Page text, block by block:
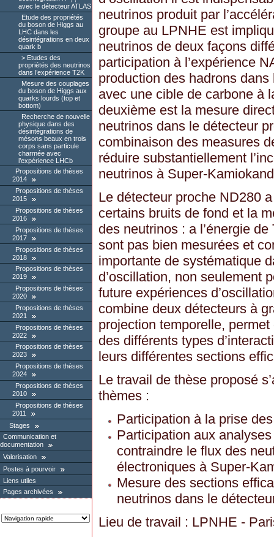
avec le détecteur ATLAS
Etude des propriétés
du boson de Higgs au
LHC dans les
désintégrations en deux
quark b
Etudes des
propriétés des neutrinos
dans l’expérience T2K
Mesure des couplages
du boson de Higgs aux
quarks lourds (top et
bottom)
Recherche de nouvelle
physique dans des
désintégrations de
mésons beaux en trois
corps sans particule
charmée avec
l’expérience LHCb
Propositions de thèses
2014
Propositions de thèses
2015
Propositions de thèses
2016
Propositions de thèses
2017
Propositions de thèses
2018
Propositions de thèses
2019
Propositions de thèses
2020
Propositions de thèses
2021
Propositions de thèses
2022
Propositions de thèses
2023
Propositions de thèses
2024
Propositions de thèses
2010
Propositions de thèses
2011
Stages
Communication et
documentation
Valorisation
Postes à pourvoir
Liens utiles
Pages archivées
neutrinos produit par
groupe au LPNHE est
neutrinos de deux façons
participation à l’expérience
production des hadrons
avec une cible de carbone à
deuxième est la mesure
neutrinos dans le détecteur
combinaison des measures
réduire substantiellement
neutrinos à Super-
Le détecteur proche ND280
certains bruits de fond et la
des neutrinos : a l’énergie
sont pas bien mesurées et
importante de systématique
d’oscillation, non seulement
future expériences
combine deux détecteurs à
projection temporelle, permet
des différents types
leurs différentes sections
Le travail de thèse proposé
thèmes :
Participation à la prise
Participation aux
contraindre le flux des
électroniques à Super-
Mesure des sections
neutrinos dans le
Lieu de travail : LPNHE -